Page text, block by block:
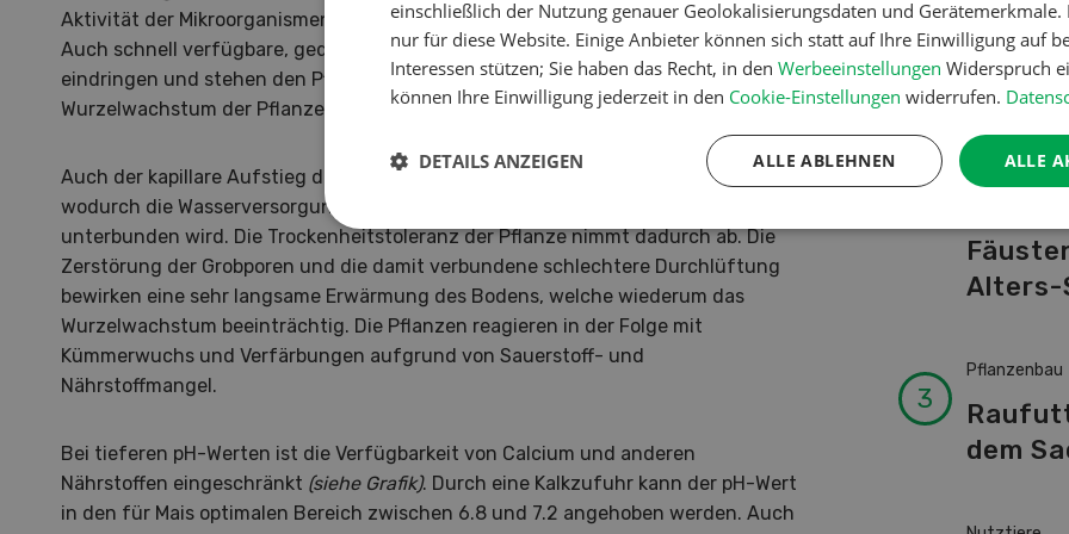
Aktivität der Mikroorganismen und verhindern die Mineralisation von Nährstoffen.
Auch schnell verfügbare, gedüngte Nährstoffe können schlechter in den Boden
eindringen und stehen den Pflanzen nur beschränkt zur Verfügung.Das
Wurzelwachstum der Pflanze ist durch die Verdichtung eingeschränkt.
Auch der kapillare Aufstieg des Wassers im Boden ist nur beschränkt möglich,
wodurch die Wasserversorgung der Pflanzen aus tieferen Bodenschichten
unterbunden wird. Die Trockenheitstoleranz der Pflanze nimmt dadurch ab. Die
Zerstörung der Grobporen und die damit verbundene schlechtere Durchlüftung
bewirken eine sehr langsame Erwärmung des Bodens, welche wiederum das
Wurzelwachstum beeinträchtig. Die Pflanzen reagieren in der Folge mit
Kümmerwuchs und Verfärbungen aufgrund von Sauerstoff- und
Nährstoffmangel.
Bei tieferen pH-Werten ist die Verfügbarkeit von Calcium und anderen
Nährstoffen eingeschränkt (siehe Grafik). Durch eine Kalkzufuhr kann der pH-Wert
in den für Mais optimalen Bereich zwischen 6.8 und 7.2 angehoben werden. Auch
von A-
Alters-
Pflanzenbau
dem
einschließlich der Nutzung genauer Geolokalisierungsdaten und
nur für diese Website. Einige Anbieter können sich statt auf Ihre Einwilligung auf
Interessen stützen; Sie haben das Recht, in den Werbeeinstellungen Widerspruch
können Ihre Einwilligung jederzeit in den Cookie-Einstellungen widerrufen.
ALLE
ALLE ABLEHNEN
DETAILS ANZEIGEN